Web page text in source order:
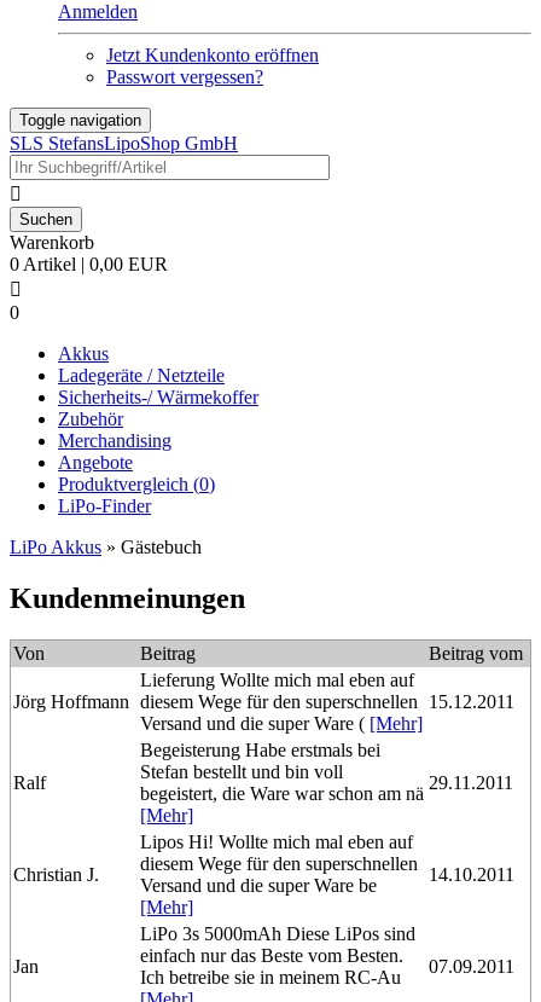
Anmelden
Jetzt Kundenkonto eröffnen
Passwort vergessen?
Toggle navigation
SLS StefansLipoShop GmbH

Warenkorb
0 Artikel | 0,00 EUR

0
Akkus
Ladegeräte / Netzteile
Sicherheits-/ Wärmekoffer
Zubehör
Merchandising
Angebote
Produktvergleich (0)
LiPo-Finder
LiPo Akkus » Gästebuch
Kundenmeinungen
Von Beitrag Beitrag vom
Jörg Hoffmann
Lieferung Wollte mich mal eben auf
diesem Wege für den superschnellen
Versand und die super Ware ( [Mehr]
15.12.2011
Ralf
Begeisterung Habe erstmals bei
Stefan bestellt und bin voll
begeistert, die Ware war schon am nä
[Mehr]
29.11.2011
Christian J.
Lipos Hi! Wollte mich mal eben auf
diesem Wege für den superschnellen
Versand und die super Ware be
[Mehr]
14.10.2011
Jan
LiPo 3s 5000mAh Diese LiPos sind
einfach nur das Beste vom Besten.
Ich betreibe sie in meinem RC-Au
07.09.2011